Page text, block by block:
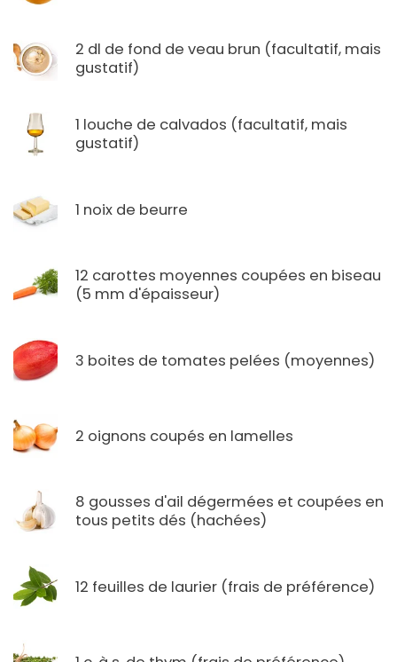
2 dl de fond de veau brun (facultatif, mais
gustatif)
1 louche de calvados (facultatif, mais
gustatif)
1 noix de beurre
12 carottes moyennes coupées en biseau
(5 mm d'épaisseur)
3 boites de tomates pelées (moyennes)
2 oignons coupés en lamelles
8 gousses d'ail dégermées et coupées en
tous petits dés (hachées)
12 feuilles de laurier (frais de préférence)